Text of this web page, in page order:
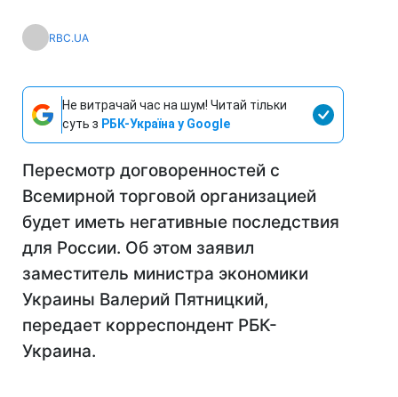
RBC.UA
Не витрачай час на шум! Читай тільки
суть з РБК-Україна у Google
Пересмотр договоренностей с
Всемирной торговой организацией
будет иметь негативные последствия
для России. Об этом заявил
заместитель министра экономики
Украины Валерий Пятницкий,
передает корреспондент РБК-
Украина.